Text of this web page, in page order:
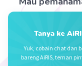
Tjendana T
Jawaban
Jawaban k
Tanya ke
Yuk, cobain chat dan
bareng AiRIS, teman